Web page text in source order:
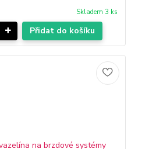
Skladem 3 ks
Přidat do košíku